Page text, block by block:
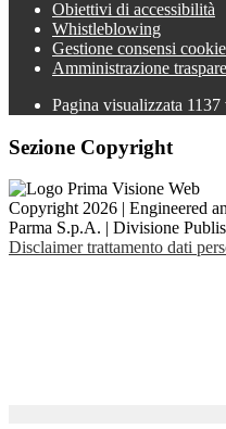
Obiettivi di accessibilità
Whistleblowing
Gestione consensi cookie
Amministrazione
Pagina visualizzata 1137
Sezione Copyright
Copyright 2026 | Engineered
Parma S.p.A. | Divisione
Disclaimer trattamento dati